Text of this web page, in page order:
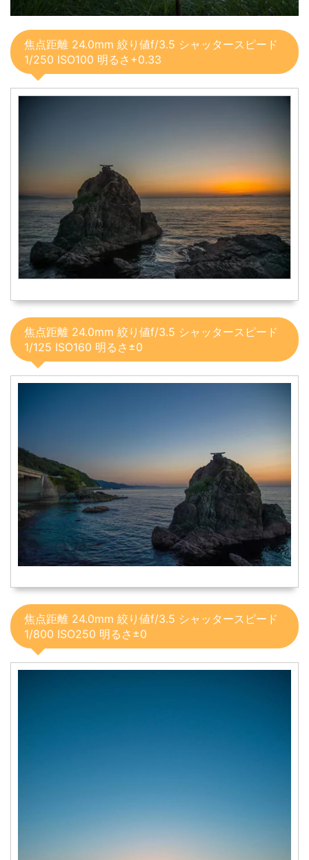
焦点距離 24.0mm 絞り値f/3.5 シャッタースピード
1/250 ISO100 明るさ+0.33
焦点距離 24.0mm 絞り値f/3.5 シャッタースピード
1/125 ISO160 明るさ±0
焦点距離 24.0mm 絞り値f/3.5 シャッタースピード
1/800 ISO250 明るさ±0